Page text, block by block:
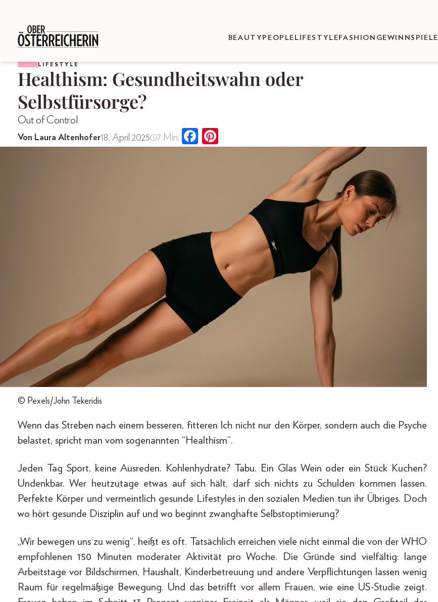
BEAUTY PEOPLE LIFESTYLEFASHION GEWINNSPIELE
LIFESTYLE
Healthism: Gesundheitswahn oder
Selbstfürsorge?
Out of Control
Von Laura Altenhofer18. April 2025 7 Min.
© Pexels/John Tekeridis
Wenn das Streben nach einem besseren, fitteren Ich nicht nur den Körper, sondern auch die Psyche
belastet, spricht man vom sogenannten “Healthism”.
Jeden Tag Sport, keine Ausreden. Kohlenhydrate? Tabu. Ein Glas Wein oder ein Stück Kuchen?
Undenkbar. Wer heutzutage etwas auf sich hält, darf sich nichts zu Schulden kommen lassen.
Perfekte Körper und vermeintlich gesunde Lifestyles in den sozialen Medien tun ihr Übriges. Doch
wo hört gesunde Disziplin auf und wo beginnt zwanghafte Selbstoptimierung?
„Wir bewegen uns zu wenig“, heißt es oft. Tatsächlich erreichen viele nicht einmal die von der WHO
empfohlenen 150 Minuten moderater Aktivität pro Woche. Die Gründe sind vielfältig: lange
Arbeitstage vor Bildschirmen, Haushalt, Kinderbetreuung und andere Verpflichtungen lassen wenig
Raum für regelmäßige Bewegung. Und das betrifft vor allem Frauen, wie eine US-Studie zeigt.